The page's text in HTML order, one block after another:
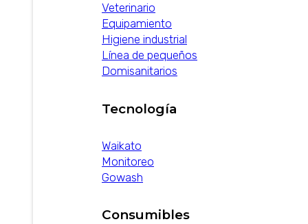
Veterinario
Equipamiento
Higiene industrial
Línea de pequeños
Domisanitarios
Tecnología
Waikato
Monitoreo
Gowash
Consumibles